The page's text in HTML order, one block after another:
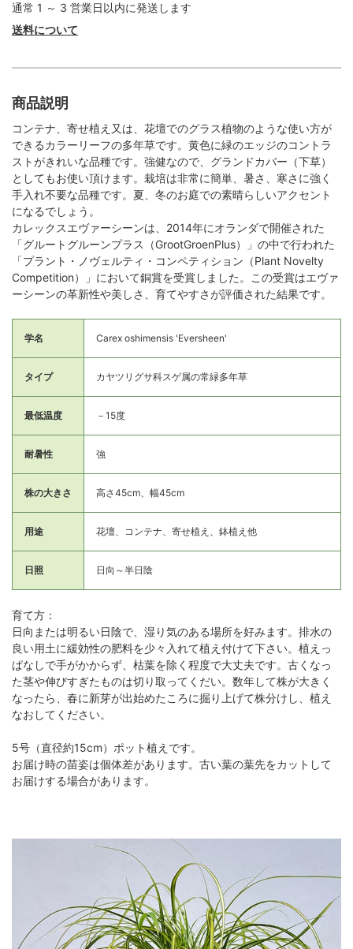
通常 1 ～ 3 営業日以内に発送します
送料について
商品説明
コンテナ、寄せ植え又は、花壇でのグラス植物のような使い方が
できるカラーリーフの多年草です。黄色に緑のエッジのコントラ
ストがきれいな品種です。強健なので、グランドカバー（下草）
としてもお使い頂けます。栽培は非常に簡単、暑さ、寒さに強く
手入れ不要な品種です。夏、冬のお庭での素晴らしいアクセント
になるでしょう。
カレックスエヴァーシーンは、2014年にオランダで開催された
「グルートグルーンプラス（GrootGroenPlus）」の中で行われた
「プラント・ノヴェルティ・コンペティション（Plant Novelty
Competition）」において銅賞を受賞しました。この受賞はエヴァ
ーシーンの革新性や美しさ、育てやすさが評価された結果です。
学名 Carex oshimensis 'Eversheen'
タイプ カヤツリグサ科スゲ属の常緑多年草
最低温度 －15度
耐暑性 強
株の大きさ 高さ45cm、幅45cm
用途 花壇、コンテナ、寄せ植え、鉢植え他
日照 日向～半日陰
育て方：
日向または明るい日陰で、湿り気のある場所を好みます。排水の
良い用土に緩効性の肥料を少々入れて植え付けて下さい。植えっ
ぱなしで手がかからず、枯葉を除く程度で大丈夫です。古くなっ
た茎や伸びすぎたものは切り取ってくだい。数年して株が大きく
なったら、春に新芽が出始めたころに掘り上げて株分けし、植え
なおしてください。
5号（直径約15cm）ポット植えです。
お届け時の苗姿は個体差があります。古い葉の葉先をカットして
お届けする場合があります。